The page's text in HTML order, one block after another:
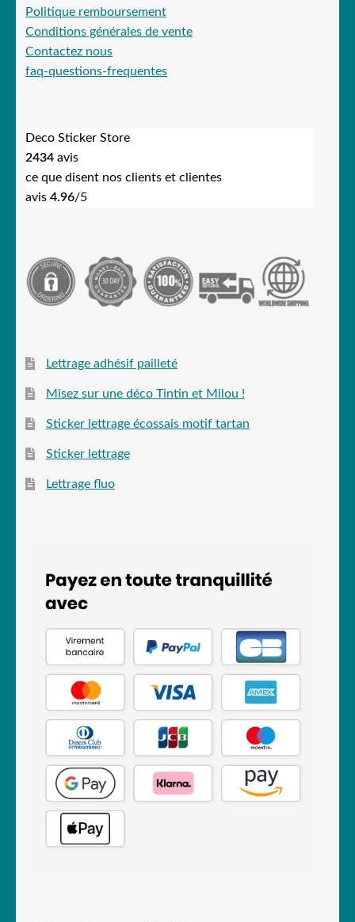
Politique remboursement
Conditions générales de vente
Contactez nous
faq-questions-frequentes
Deco Sticker Store
2434 avis
ce que disent nos clients et clientes
avis 4.96/5
Lettrage adhésif pailleté
Misez sur une déco Tintin et Milou !
Sticker lettrage écossais motif tartan
Sticker lettrage
Lettrage fluo